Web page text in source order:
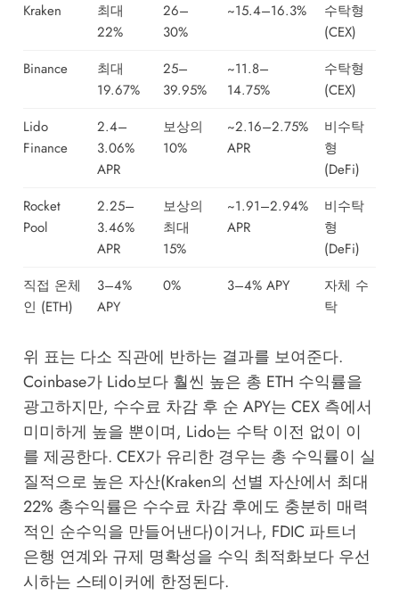
Kraken
최대
22%
26–
30%
~15.4–16.3%
수탁형
(CEX)
Binance
최대
19.67%
25–
39.95%
~11.8–
14.75%
수탁형
(CEX)
Lido
Finance
2.4–
3.06%
APR
보상의
10%
~2.16–2.75%
APR
비수탁
형
(DeFi)
Rocket
Pool
2.25–
3.46%
APR
보상의
최대
15%
~1.91–2.94%
APR
비수탁
형
(DeFi)
직접 온체
인 (ETH)
3–4%
APY
0% 3–4% APY
자체 수
탁
위 표는 다소 직관에 반하는 결과를 보여준다.
Coinbase가 Lido보다 훨씬 높은 총 ETH 수익률을
광고하지만, 수수료 차감 후 순 APY는 CEX 측에서
미미하게 높을 뿐이며, Lido는 수탁 이전 없이 이
를 제공한다. CEX가 유리한 경우는 총 수익률이 실
질적으로 높은 자산(Kraken의 선별 자산에서 최대
22% 총수익률은 수수료 차감 후에도 충분히 매력
적인 순수익을 만들어낸다)이거나, FDIC 파트너
은행 연계와 규제 명확성을 수익 최적화보다 우선
시하는 스테이커에 한정된다.